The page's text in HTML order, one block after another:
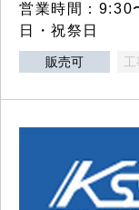
営業時間：9:30
日・祝祭日
販売可